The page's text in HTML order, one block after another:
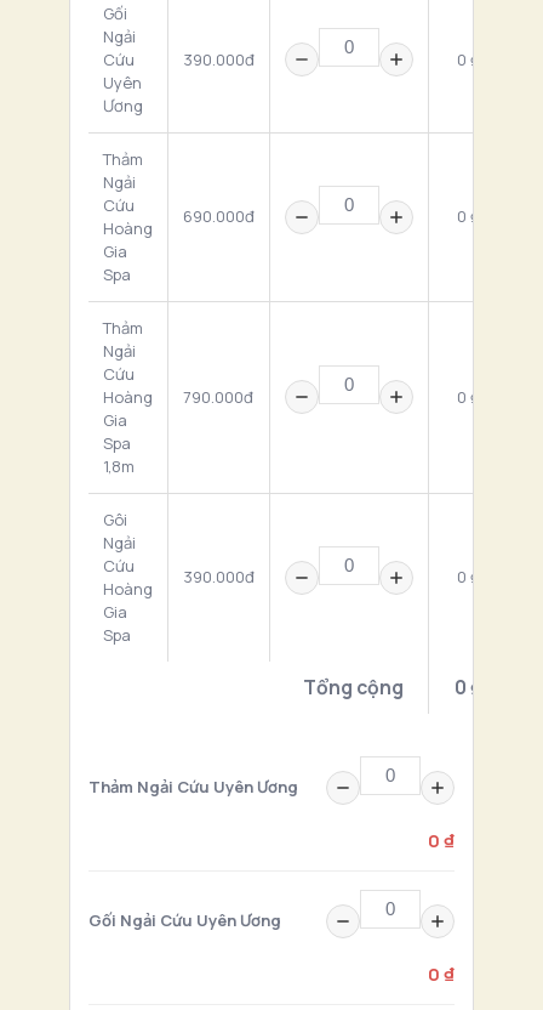
Gối
Ngải
Cứu
Uyên
Ương
390.000đ 0 ₫
Thảm
Ngải
Cứu
Hoàng
Gia
Spa
690.000đ 0 ₫
Thảm
Ngải
Cứu
Hoàng
Gia
Spa
1,8m
790.000đ 0 ₫
Gôi
Ngải
Cứu
Hoàng
Gia
Spa
390.000đ 0 ₫
Tổng cộng 0 ₫
Thảm Ngải Cứu Uyên Ương
0 ₫
Gối Ngải Cứu Uyên Ương
0 ₫